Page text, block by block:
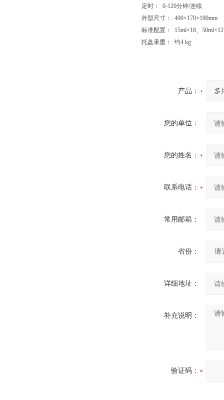
定时： 0-120分钟/连续
外型尺寸： 400×170×190mm
标准配置： 15ml×18、
托盘承重： 约4 kg
产品：
您的单位：
您的姓名：
联系电话：
常用邮箱：
省份：
详细地址：
补充说明：
验证码：